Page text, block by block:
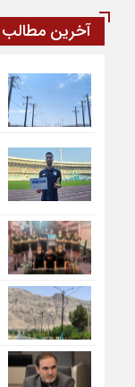
آخرین مطالب